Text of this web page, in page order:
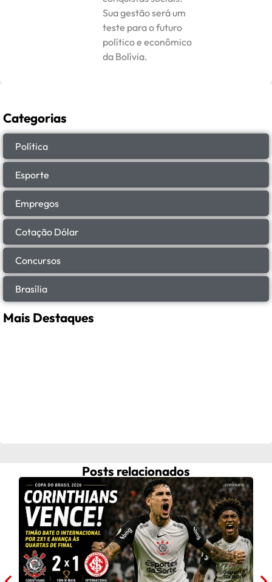
Sua gestão será um
teste para o futuro
político e econômico
da Bolívia.
Categorias
Política
Esporte
Empregos
Cotação Dólar
Concursos
Brasília
Mais Destaques
Posts relacionados